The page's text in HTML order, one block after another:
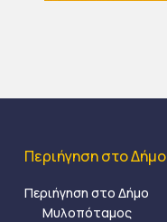
Περιήγηση στο Δήμο
Περιήγηση στο Δήμο
Μυλοπόταμος